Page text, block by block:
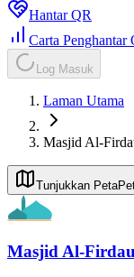
Hantar QR
Carta Penghantar
Log Masuk
Laman Utama
Masjid Al-
Tunjukkan Peta
Masjid Al-